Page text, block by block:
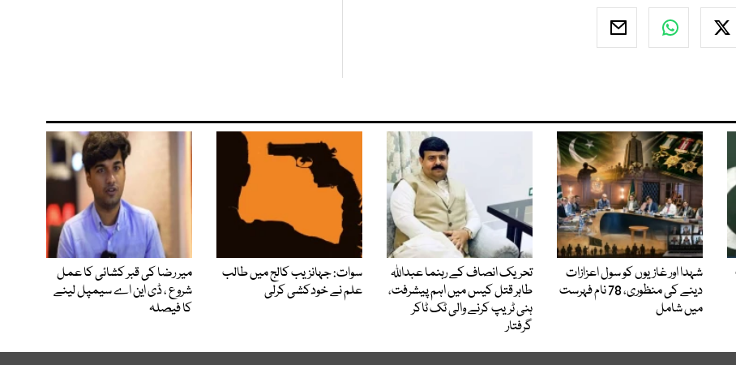
شہدا اور غازیوں کو سول اعزازات
دینے کی منظوری، 78 نام فہرست
میں شامل
تحریک انصاف کے رہنما عبداللہ
طاہر قتل کیس میں اہم پیشرفت،
ہنی ٹریپ کرنے والی ٹک ٹاکر
گرفتار
سوات: جہانزیب کالج میں طالب
علم نے خودکشی کرلی
میر رضا کی قبر کشائی کا عمل
شروع ، ڈی این اے سیمپل لینے
کا فیصلہ